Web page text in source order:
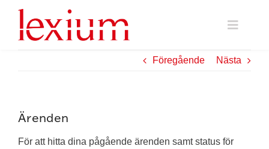
innehållet
Toggle
Rådgivning
Föregående Nästa
Ärenden
För att hitta dina pågående ärenden samt status för